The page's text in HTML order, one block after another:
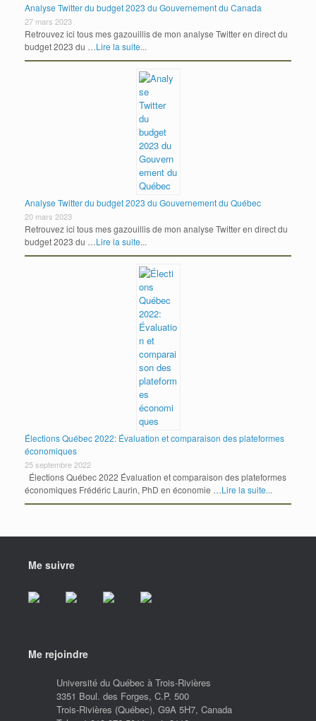
Analyse Twitter du budget 2023 du Gouvernement du Canada
27 mars 2023
Retrouvez ici tous mes gazouillis de mon analyse Twitter en direct du
budget 2023 du …Lire la suite...
Analyse Twitter du budget 2023 du Gouvernement du Québec
20 mars 2023
Retrouvez ici tous mes gazouillis de mon analyse Twitter en direct du
budget 2023 du …Lire la suite...
Élections Québec 2022: Évaluation et comparaison des plateformes
économiques
25 septembre 2022
Élections Québec 2022 Évaluation et comparaison des plateformes
économiques Frédéric Laurin, PhD en économie …Lire la suite...
Me suivre
Me rejoindre
Université du Québec à Trois-Rivières
3351 Boul. des Forges, C.P. 500
Trois-Rivières (Québec), G9A 5H7, Canada